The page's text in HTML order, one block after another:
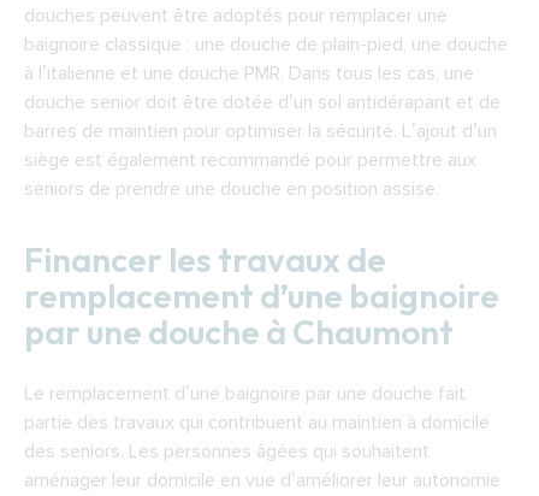
douches peuvent être adoptés pour remplacer une
baignoire classique : une douche de plain-pied, une douche
à l’italienne et une douche PMR. Dans tous les cas, une
douche senior doit être dotée d’un sol antidérapant et de
barres de maintien pour optimiser la sécurité. L’ajout d’un
siège est également recommandé pour permettre aux
seniors de prendre une douche en position assise.
Financer les travaux de
remplacement d’une baignoire
par une douche à Chaumont
Le remplacement d’une baignoire par une douche fait
partie des travaux qui contribuent au maintien à domicile
des seniors. Les personnes âgées qui souhaitent
aménager leur domicile en vue d’améliorer leur autonomie